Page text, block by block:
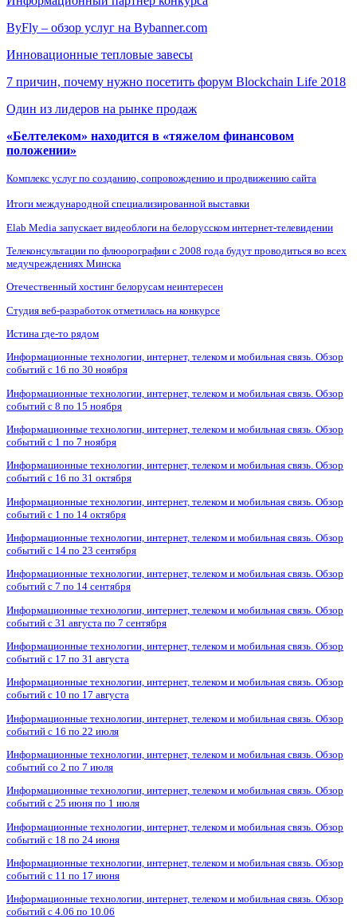
ByFly – обзор услуг на Bybanner.com
Инновационные тепловые завесы
7 причин, почему нужно посетить форум Blockchain Life 2018
Один из лидеров на рынке продаж
«Белтелеком» находится в «тяжелом финансовом
положении»
Комплекс услуг по созданию, сопровождению и продвижению сайта
Итоги международной специализированной выставки
Elab Media запускает видеоблоги на белорусском интернет-телевидении
Телеконсультации по флюорографии с 2008 года будут проводиться во всех
медучреждениях Минска
Отечественный хостинг белорусам неинтересен
Студия веб-разработок отметилась на конкурсе
Истина где-то рядом
Информационные технологии, интернет, телеком и мобильная связь. Обзор
событий с 16 по 30 ноября
Информационные технологии, интернет, телеком и мобильная связь. Обзор
событий с 8 по 15 ноября
Информационные технологии, интернет, телеком и мобильная связь. Обзор
событий с 1 по 7 ноября
Информационные технологии, интернет, телеком и мобильная связь. Обзор
событий с 16 по 31 октября
Информационные технологии, интернет, телеком и мобильная связь. Обзор
событий с 1 по 14 октября
Информационные технологии, интернет, телеком и мобильная связь. Обзор
событий с 14 по 23 сентября
Информационные технологии, интернет, телеком и мобильная связь. Обзор
событий с 7 по 14 сентября
Информационные технологии, интернет, телеком и мобильная связь. Обзор
событий с 31 августа по 7 сентября
Информационные технологии, интернет, телеком и мобильная связь. Обзор
событий с 17 по 31 августа
Информационные технологии, интернет, телеком и мобильная связь. Обзор
событий с 10 по 17 августа
Информационные технологии, интернет, телеком и мобильная связь. Обзор
событий с 16 по 22 июля
Информационные технологии, интернет, телеком и мобильная связь. Обзор
событий со 2 по 7 июля
Информационные технологии, интернет, телеком и мобильная связь. Обзор
событий с 25 июня по 1 июля
Информационные технологии, интернет, телеком и мобильная связь. Обзор
событий с 18 по 24 июня
Информационные технологии, интернет, телеком и мобильная связь. Обзор
событий с 11 по 17 июня
Информационные технологии, интернет, телеком и мобильная связь. Обзор
событий с 4.06 по 10.06